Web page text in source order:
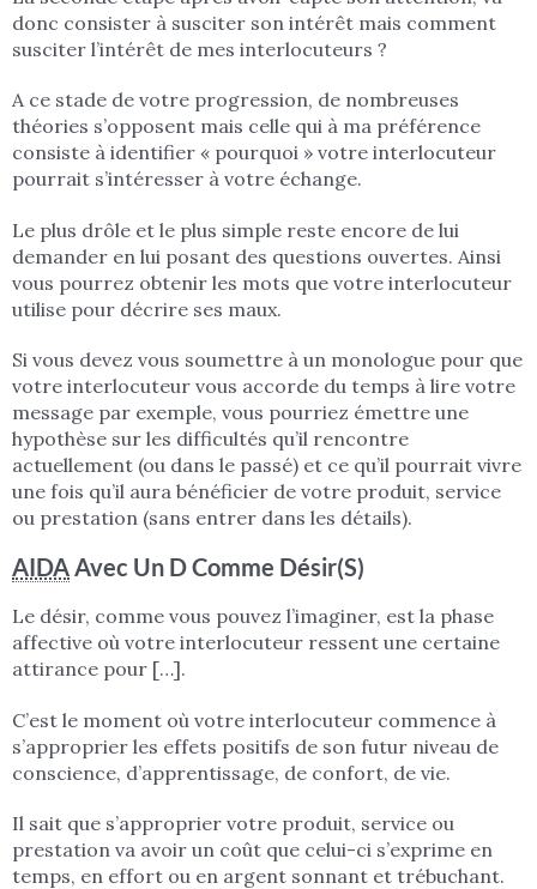
donc consister à susciter son intérêt mais comment
susciter l’intérêt de mes interlocuteurs ?
A ce stade de votre progression, de nombreuses
théories s’opposent mais celle qui à ma préférence
consiste à identifier « pourquoi » votre interlocuteur
pourrait s’intéresser à votre échange.
Le plus drôle et le plus simple reste encore de lui
demander en lui posant des questions ouvertes. Ainsi
vous pourrez obtenir les mots que votre interlocuteur
utilise pour décrire ses maux.
Si vous devez vous soumettre à un monologue pour que
votre interlocuteur vous accorde du temps à lire votre
message par exemple, vous pourriez émettre une
hypothèse sur les difficultés qu’il rencontre
actuellement (ou dans le passé) et ce qu’il pourrait vivre
une fois qu’il aura bénéficier de votre produit, service
ou prestation (sans entrer dans les détails).
AIDAAvec Un D Comme Désir(s)
Le désir, comme vous pouvez l’imaginer, est la phase
affective où votre interlocuteur ressent une certaine
attirance pour […].
C’est le moment où votre interlocuteur commence à
s’approprier les effets positifs de son futur niveau de
conscience, d’apprentissage, de confort, de vie.
Il sait que s’approprier votre produit, service ou
prestation va avoir un coût que celui-ci s’exprime en
temps, en effort ou en argent sonnant et trébuchant.